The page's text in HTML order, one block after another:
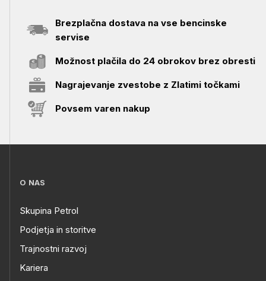
Brezplačna dostava na vse bencinske
servise
Možnost plačila do 24 obrokov brez obresti
Nagrajevanje zvestobe z Zlatimi točkami
Povsem varen nakup
O NAS
Skupina Petrol
Podjetja in storitve
Trajnostni razvoj
Kariera